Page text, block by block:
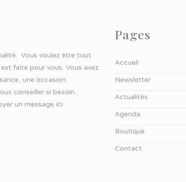
Vous voulez être tout
faite pour vous. Vous avez
une occasion
conseiller si besoin…
un message ici
Pages
Accueil
Newsletter
Actualités
Agenda
Boutique
Contact